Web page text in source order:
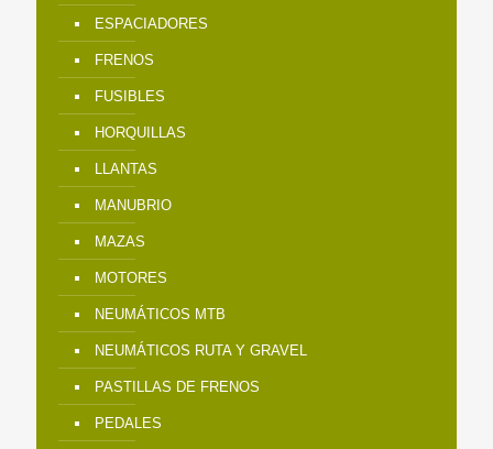
ESPACIADORES
FRENOS
FUSIBLES
HORQUILLAS
LLANTAS
MANUBRIO
MAZAS
MOTORES
NEUMÁTICOS MTB
NEUMÁTICOS RUTA Y GRAVEL
PASTILLAS DE FRENOS
PEDALES